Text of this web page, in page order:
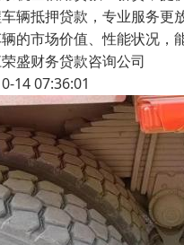
辆抵押贷款，专业服务更
的市场价值、性能状况，
盛财务贷款咨询公司
14 07:36:01